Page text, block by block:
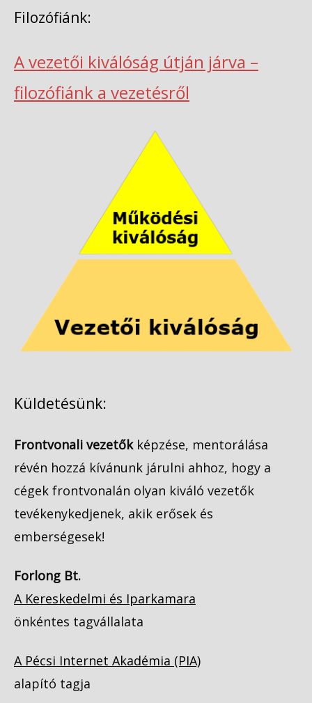
Filozófiánk:
A vezetői kiválóság útján járva –
filozófiánk a vezetésről
Küldetésünk:
Frontvonali vezetőkképzése, mentorálása
révén hozzá kívánunk járulni ahhoz, hogy a
cégek frontvonalán olyan kiváló vezetők
tevékenykedjenek, akik erősek és
emberségesek!
Forlong Bt.
A Kereskedelmi és Iparkamara
önkéntes tagvállalata
A Pécsi Internet Akadémia (PIA)
alapító tagja